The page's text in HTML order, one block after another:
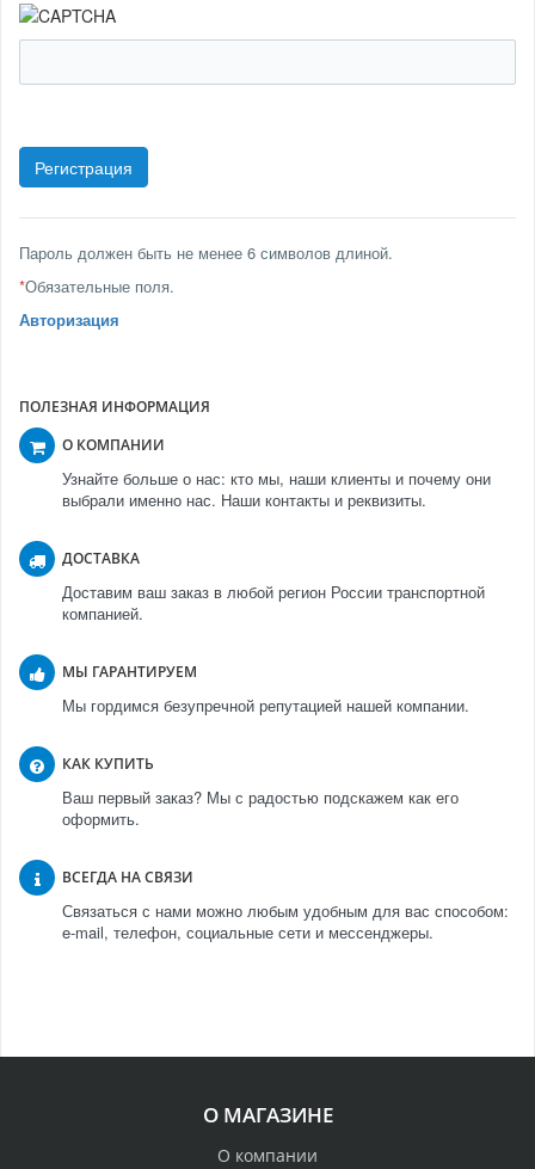
Пароль должен быть не менее 6 символов длиной.
*Обязательные поля.
Авторизация
ПОЛЕЗНАЯ ИНФОРМАЦИЯ
О КОМПАНИИ
Узнайте больше о нас: кто мы, наши клиенты и почему они
выбрали именно нас. Наши контакты и реквизиты.
ДОСТАВКА
Доставим ваш заказ в любой регион России транспортной
компанией.
МЫ ГАРАНТИРУЕМ
Мы гордимся безупречной репутацией нашей компании.
КАК КУПИТЬ
Ваш первый заказ? Мы с радостью подскажем как его
оформить.
ВСЕГДА НА СВЯЗИ
Связаться с нами можно любым удобным для вас способом:
e-mail, телефон, социальные сети и мессенджеры.
О МАГАЗИНЕ
О компании